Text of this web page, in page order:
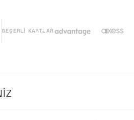
GEÇERLI KARTLAR